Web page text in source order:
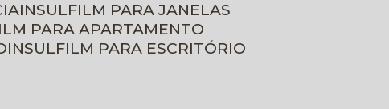
INSULFILM PARA JANELAS
PARA APARTAMENTO
INSULFILM PARA ESCRITÓRIO